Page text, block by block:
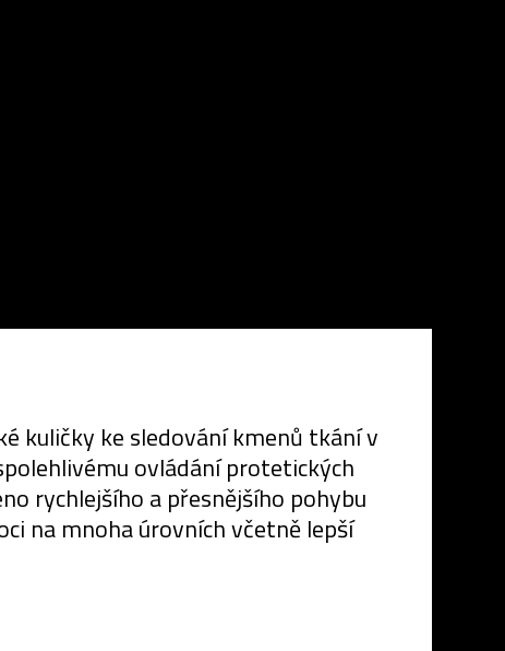
kuličky ke sledování kmenů tkání v
ovládání protetických
rychlejšího a přesnějšího pohybu
na mnoha úrovních včetně lepší